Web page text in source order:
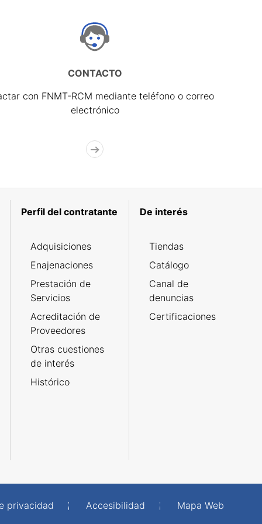
CONTACTO
con FNMT-RCM mediante teléfono o correo
electrónico
Perfil del contratante
Adquisiciones
Enajenaciones
Prestación de
Servicios
Acreditación de
Proveedores
Otras cuestiones
de interés
Histórico
De interés
Tiendas
Catálogo
Canal de
denuncias
Certificaciones
privacidad Accesibilidad
Mapa Web